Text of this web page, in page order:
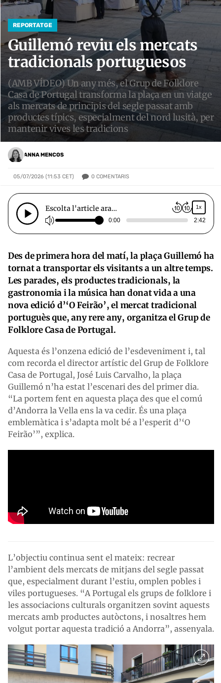
REPORTATGE
Guillemó reviu els mercats
tradicionals portuguesos
(AMB VÍDEO) Un any més, el Grup de Folklore
Casa de Portugal transforma la plaça en un viatge
als mercats de principis del segle passat amb
productes típics, especialment del nord lusità, per
mantenir vives les tradicions
ANNA MENCOS
05/07/2026 (11:53 CET) 0 COMENTARIS
Escolta l'article ara… 1x
0:00 2:42
Des de primera hora del matí, la plaça Guillemó ha
tornat a transportar els visitants a un altre temps.
Les parades, els productes tradicionals, la
gastronomia i la música han donat vida a una
nova edició d’‘O Feirão’, el mercat tradicional
portuguès que, any rere any, organitza el Grup de
Folklore Casa de Portugal.
Aquesta és l’onzena edició de l’esdeveniment i, tal
com recorda el director artístic del Grup de Folklore
Casa de Portugal, José Luis Carvalho, la plaça
Guillemó n’ha estat l’escenari des del primer dia.
“La portem fent en aquesta plaça des que el comú
d’Andorra la Vella ens la va cedir. És una plaça
emblemàtica i s’adapta molt bé a l’esperit d’‘O
Feirão’”, explica.
L’objectiu continua sent el mateix: recrear
l’ambient dels mercats de mitjans del segle passat
que, especialment durant l’estiu, omplen pobles i
viles portugueses. “A Portugal els grups de folklore i
les associacions culturals organitzen sovint aquests
mercats amb productes autòctons, i nosaltres hem
volgut portar aquesta tradició a Andorra”, assenyala.